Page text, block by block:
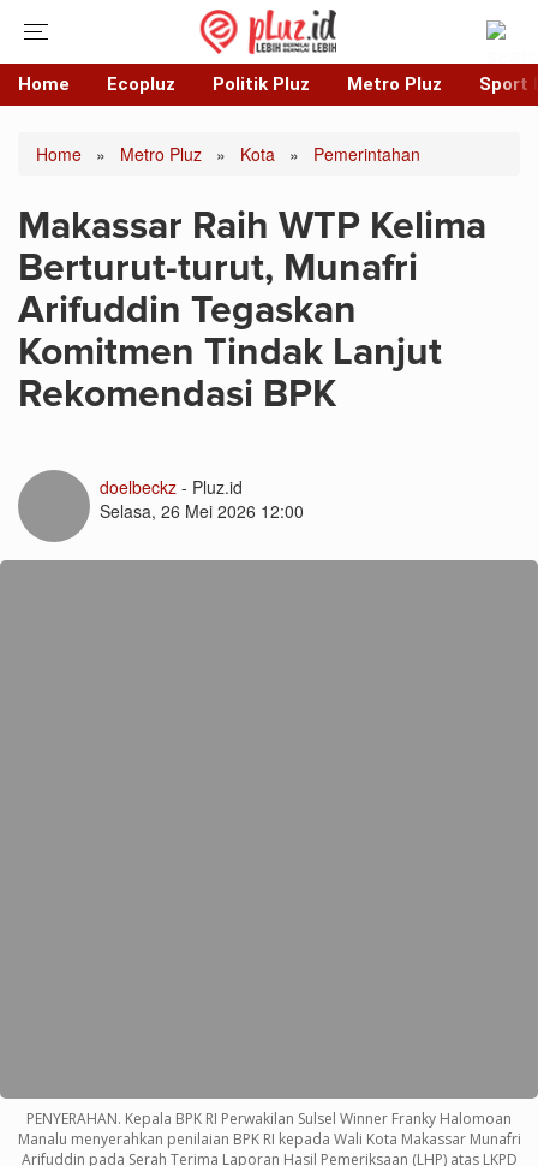
Home Ecopluz Politik Pluz Metro Pluz Sport
Home » Metro Pluz » Kota » Pemerintahan
Makassar Raih WTP Kelima
Berturut-turut, Munafri
Arifuddin Tegaskan
Komitmen Tindak Lanjut
Rekomendasi BPK
doelbeckz - Pluz.id
Selasa, 26 Mei 2026 12:00
PENYERAHAN. Kepala BPK RI Perwakilan Sulsel Winner Franky Halomoan
Manalu menyerahkan penilaian BPK RI kepada Wali Kota Makassar Munafri
Arifuddin pada Serah Terima Laporan Hasil Pemeriksaan (LHP) atas LKPD